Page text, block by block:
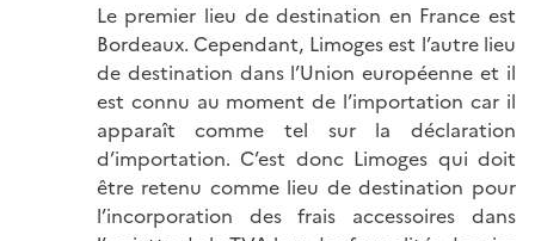
Le premier lieu de destination en France est
Bordeaux. Cependant, Limoges est l’autre lieu
de destination dans l’Union européenne et il
est connu au moment de l’importation car il
apparaît comme tel sur la déclaration
d’importation. C’est donc Limoges qui doit
être retenu comme lieu de destination pour
l’incorporation des frais accessoires dans